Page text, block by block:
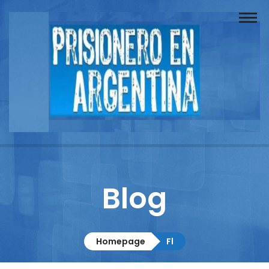
Buscador
Documentos
Contacto
Blog
Homepage Fl